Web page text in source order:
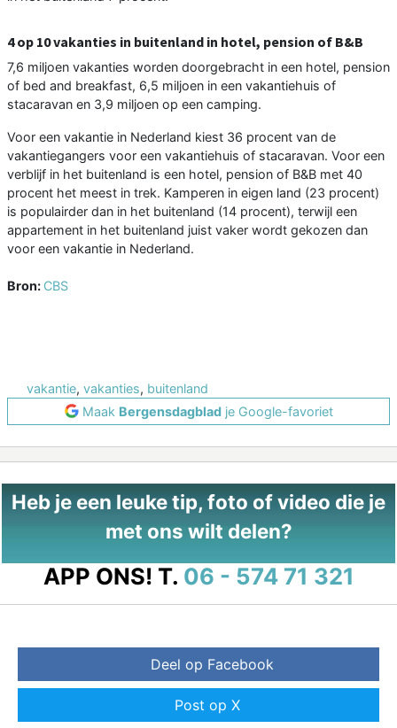
4 op 10 vakanties in buitenland in hotel, pension of B&B
7,6 miljoen vakanties worden doorgebracht in een hotel, pension
of bed and breakfast, 6,5 miljoen in een vakantiehuis of
stacaravan en 3,9 miljoen op een camping.
Voor een vakantie in Nederland kiest 36 procent van de
vakantiegangers voor een vakantiehuis of stacaravan. Voor een
verblijf in het buitenland is een hotel, pension of B&B met 40
procent het meest in trek. Kamperen in eigen land (23 procent)
is populairder dan in het buitenland (14 procent), terwijl een
appartement in het buitenland juist vaker wordt gekozen dan
voor een vakantie in Nederland.
Bron: CBS
vakantie, vakanties, buitenland
Maak Bergensdagbladje Google-favoriet
Heb je een leuke tip, foto of video die je
met ons wilt delen?
APP ONS! T. 06 - 574 71 321
Deel op Facebook
Post op X